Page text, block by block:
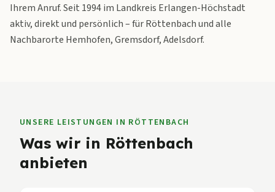
Ihrem Anruf. Seit 1994 im Landkreis Erlangen-Höchstadt
aktiv, direkt und persönlich – für Röttenbach und alle
Nachbarorte Hemhofen, Gremsdorf, Adelsdorf.
UNSERE LEISTUNGEN IN RÖTTENBACH
Was wir in Röttenbach
anbieten